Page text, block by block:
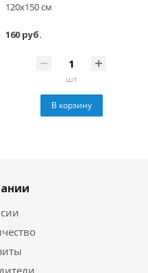
120х150 см
160 руб.
шт
В корзину